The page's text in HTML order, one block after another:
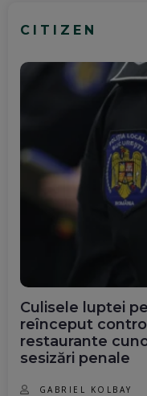
CITIZEN
Culisele luptei
reînceput
restaurante
sesizări penale
GABRIEL KOLBAY